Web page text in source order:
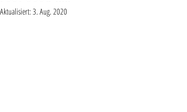
Aktualisiert: 3. Aug. 2020